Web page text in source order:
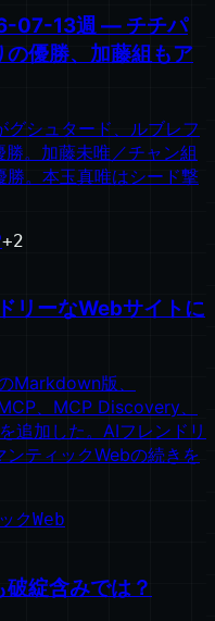
07-13週 — チチパ
優勝、加藤組もア
シュタード、ルブレフ
。加藤未唯／チャン組
。本玉真唯はシード撃
+2
リーなWebサイトに
Markdown版、
、MCP Discovery、
追加した。AIフレンドリ
ティックWebの続きを
クWeb
綻含みでは？